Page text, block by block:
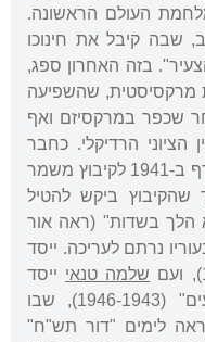
העולם הראשונה.
שבה קיבל את חינוכו
בזה האחרון ספג,
מרקסיסטית, שהשפיעה
שכפר במרקסיזם ואף
מלחמת 1967) לימין הציוני הרדיקלי. כחבר
פעיל בתנועת "השומר הצעיר" הצטרף ב-1941 לקיבוץ משמר
עזב ב-1947, לאחר שהקיבוץ ביקש להטיל
הלך בשדות" (ראה אור
נרתם לעריכה. ייסד
שלמה טנאי ייסד
וערך את כתב העת "ילקוט הרעים" (1946-1943), שבו
לימים "דור תש"ח"